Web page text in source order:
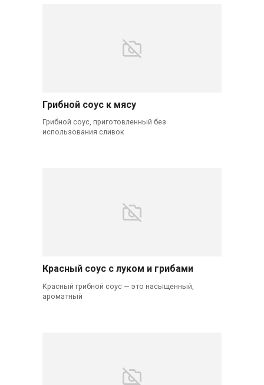
Грибной соус к мясу
Грибной соус, приготовленный без
использования сливок
Красный соус с луком и грибами
Красный грибной соус — это насыщенный,
ароматный